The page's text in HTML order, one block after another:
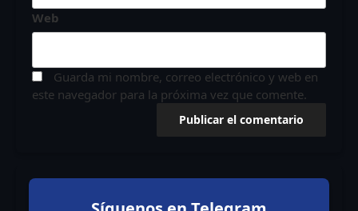
Web
Guarda mi nombre, correo electrónico y web en
este navegador para la próxima vez que comente.